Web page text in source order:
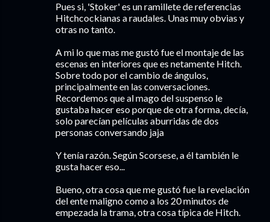
Pues si, 'Stoker' es un ramillete de referencias
Hitchcockianas a raudales. Unas muy obvias y
otras no tanto.
A mi lo que mas me gustó fue el montaje de las
escenas en interiores que es netamente Hitch.
Sobre todo por el cambio de ángulos,
principalmente en las conversaciones.
Recordemos que al mago del suspenso le
gustaba hacer eso porque de otra forma, decía,
solo parecían películas aburridas de dos
personas conversando jaja
Y tenía razón. Según Scorsese, a él también le
gusta hacer eso...
Bueno, otra cosa que me gustó fue la revelación
del ente maligno como a los 20 minutos de
empezada la trama, otra cosa típica de Hitch.